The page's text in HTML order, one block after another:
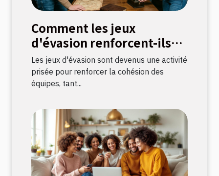
Comment les jeux
d'évasion renforcent-ils
les liens d'équipe ?
Les jeux d'évasion sont devenus une activité
prisée pour renforcer la cohésion des
équipes, tant...